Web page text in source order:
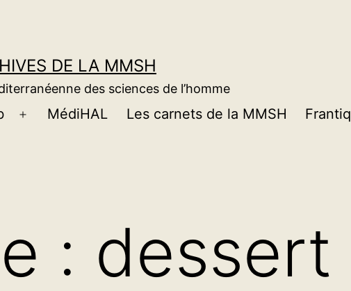
DE LA MMSH
des sciences de l’homme
Ouvrir
MédiHAL Les carnets de la MMSH Frantiq
: dessert